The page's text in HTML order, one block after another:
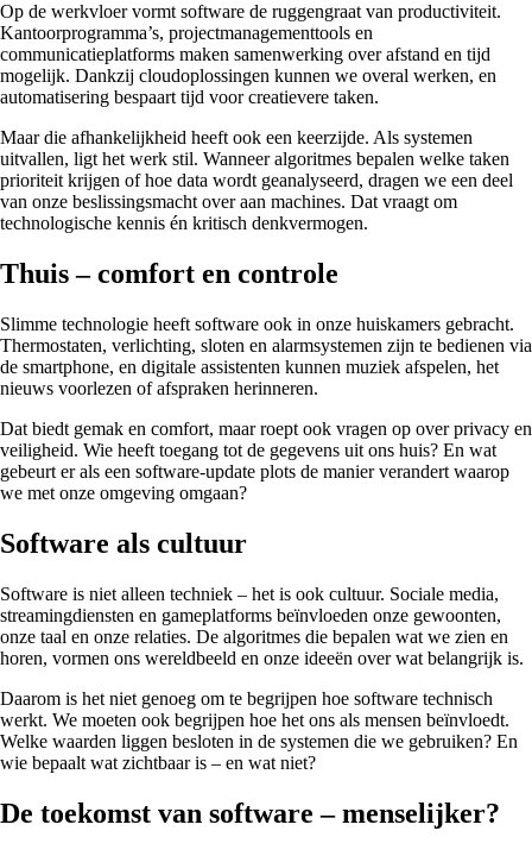
Op de werkvloer vormt software de ruggengraat van productiviteit.
Kantoorprogramma’s, projectmanagementtools en
communicatieplatforms maken samenwerking over afstand en tijd
mogelijk. Dankzij cloudoplossingen kunnen we overal werken, en
automatisering bespaart tijd voor creatievere taken.
Maar die afhankelijkheid heeft ook een keerzijde. Als systemen
uitvallen, ligt het werk stil. Wanneer algoritmes bepalen welke taken
prioriteit krijgen of hoe data wordt geanalyseerd, dragen we een deel
van onze beslissingsmacht over aan machines. Dat vraagt om
technologische kennis én kritisch denkvermogen.
Thuis – comfort en controle
Slimme technologie heeft software ook in onze huiskamers gebracht.
Thermostaten, verlichting, sloten en alarmsystemen zijn te bedienen via
de smartphone, en digitale assistenten kunnen muziek afspelen, het
nieuws voorlezen of afspraken herinneren.
Dat biedt gemak en comfort, maar roept ook vragen op over privacy en
veiligheid. Wie heeft toegang tot de gegevens uit ons huis? En wat
gebeurt er als een software-update plots de manier verandert waarop
we met onze omgeving omgaan?
Software als cultuur
Software is niet alleen techniek – het is ook cultuur. Sociale media,
streamingdiensten en gameplatforms beïnvloeden onze gewoonten,
onze taal en onze relaties. De algoritmes die bepalen wat we zien en
horen, vormen ons wereldbeeld en onze ideeën over wat belangrijk is.
Daarom is het niet genoeg om te begrijpen hoe software technisch
werkt. We moeten ook begrijpen hoe het ons als mensen beïnvloedt.
Welke waarden liggen besloten in de systemen die we gebruiken? En
wie bepaalt wat zichtbaar is – en wat niet?
De toekomst van software – menselijker?